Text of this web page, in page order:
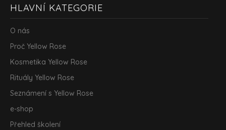
HLAVNÍ KATEGORIE
O nás
Proč Yellow Rose
Kosmetika Yellow Rose
Rituály Yellow Rose
Seznámení s Yellow Rose
e-shop
Přehled školení